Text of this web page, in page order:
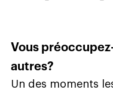
Vous
autres?
Un des moments